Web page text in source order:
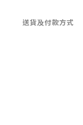
送貨及付款方式